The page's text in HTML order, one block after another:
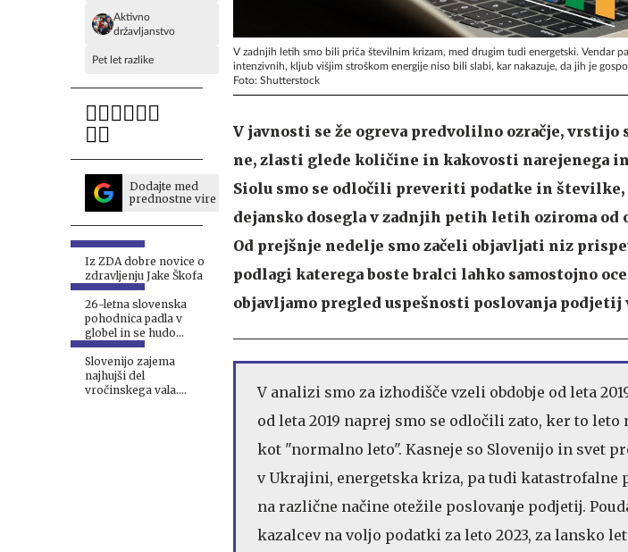
Aktivno
državljanstvo
Pet let razlike
Dodajte med
prednostne vire
Iz ZDA dobre novice o
zdravljenju Jake Škofa
26-letna slovenska
pohodnica padla v
globel in se hudo
poškodovala
Slovenijo zajema
najhujši del
vročinskega vala.
V zadnjih letih smo bili priča številnim krizam, med drugim tudi energetski. Vendar
intenzivnih, kljub višjim stroškom energije niso bili slabi, kar nakazuje, da jih je
Foto: Shutterstock
V javnosti se že ogreva predvolilno ozračje, vrstijo
ne, zlasti glede količine in kakovosti narejenega
Siolu smo se odločili preveriti podatke in številke,
dejansko dosegla v zadnjih petih letih oziroma od
Od prejšnje nedelje smo začeli objavljati niz
podlagi katerega boste bralci lahko samostojno
objavljamo pregled uspešnosti poslovanja podjetij
V analizi smo za izhodišče vzeli obdobje od leta
od leta 2019 naprej smo se odločili zato, ker to leto
kot "normalno leto". Kasneje so Slovenijo in svet
v Ukrajini, energetska kriza, pa tudi katastrofalne
na različne načine otežile poslovanje podjetij.
kazalcev na voljo podatki za leto 2023, za lansko